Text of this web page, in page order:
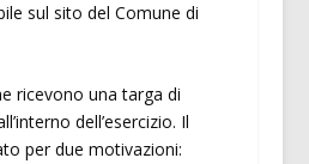
sul sito del Comune di
ricevono una targa di
dell’esercizio. Il
per due motivazioni: